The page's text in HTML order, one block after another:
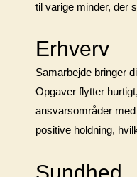
til varige minder, der
Erhverv
Samarbejde bringer
Opgaver flytter
ansvarsområder
positive holdning,
Sundhed